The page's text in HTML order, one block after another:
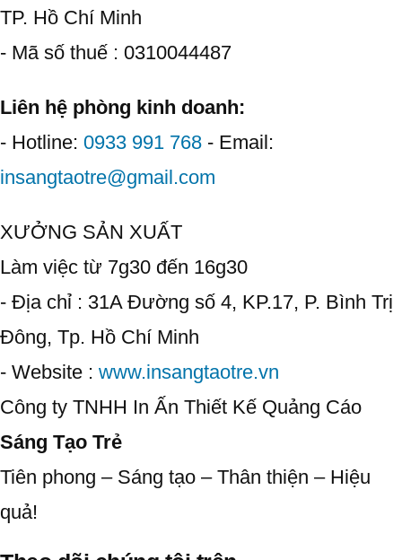
TP. Hồ Chí Minh
- Mã số thuế : 0310044487
Liên hệ phòng kinh doanh:
- Hotline: 0933 991 768 - Email:
insangtaotre@gmail.com
XƯỞNG SẢN XUẤT
Làm việc từ 7g30 đến 16g30
- Địa chỉ : 31A Đường số 4, KP.17, P. Bình Trị
Đông, Tp. Hồ Chí Minh
- Website : www.insangtaotre.vn
Công ty TNHH In Ấn Thiết Kế Quảng Cáo
Sáng Tạo Trẻ
Tiên phong – Sáng tạo – Thân thiện – Hiệu
quả!